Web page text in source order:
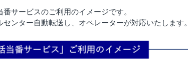
番サービスのご利用のイメージです。
ンター自動転送し、オペレーターが対応いたします。